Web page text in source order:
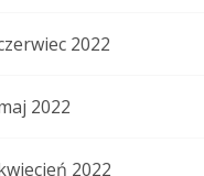
2022
2022
2022